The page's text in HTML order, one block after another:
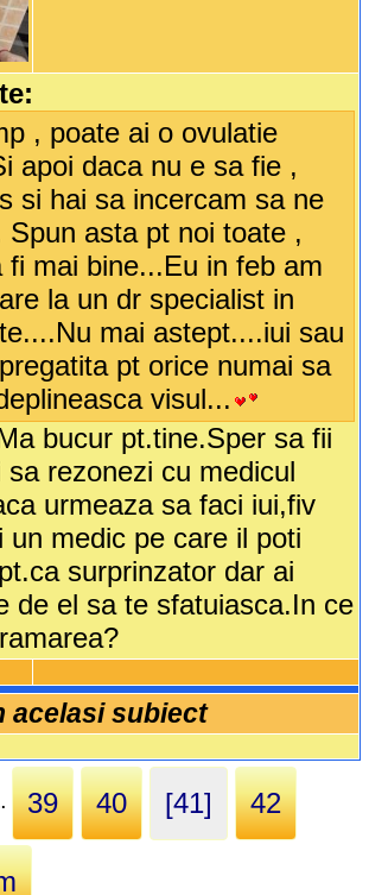
, poate ai o ovulatie
apoi daca nu e sa fie ,
si hai sa incercam sa ne
Spun asta pt noi toate ,
fi mai bine...Eu in feb am
la un dr specialist in
mai astept....iui sau
pt orice numai sa
visul...
bucur pt.tine.Sper sa fii
rezonezi cu medicul
urmeaza sa faci iui,fiv
un medic pe care il poti
surprinzator dar ai
de el sa te sfatuiasca.In ce
acelasi subiect
39 40 [41] 42